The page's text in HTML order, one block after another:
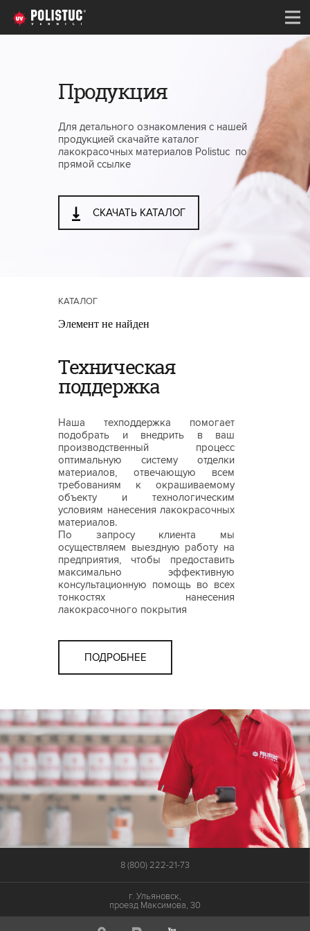
Продукция
Для детального ознакомления с нашей
продукцией скачайте каталог
лакокрасочных материалов Polistuc по
прямой ссылке
СКАЧАТЬ КАТАЛОГ
КАТАЛОГ
Элемент не найден
Техническая
поддержка
Наша техподдержка помогает
подобрать и внедрить в ваш
производственный процесс
оптимальную систему отделки
материалов, отвечающую всем
требованиям к окрашиваемому
объекту и технологическим
условиям нанесения лакокрасочных
материалов.
По запросу клиента мы
осуществляем выездную работу на
предприятия, чтобы предоставить
максимально эффективную
консультационную помощь во всех
тонкостях нанесения
лакокрасочного покрытия
ПОДРОБНЕЕ
8 (800) 222-21-73
г. Ульяновск,
проезд Максимова, 30